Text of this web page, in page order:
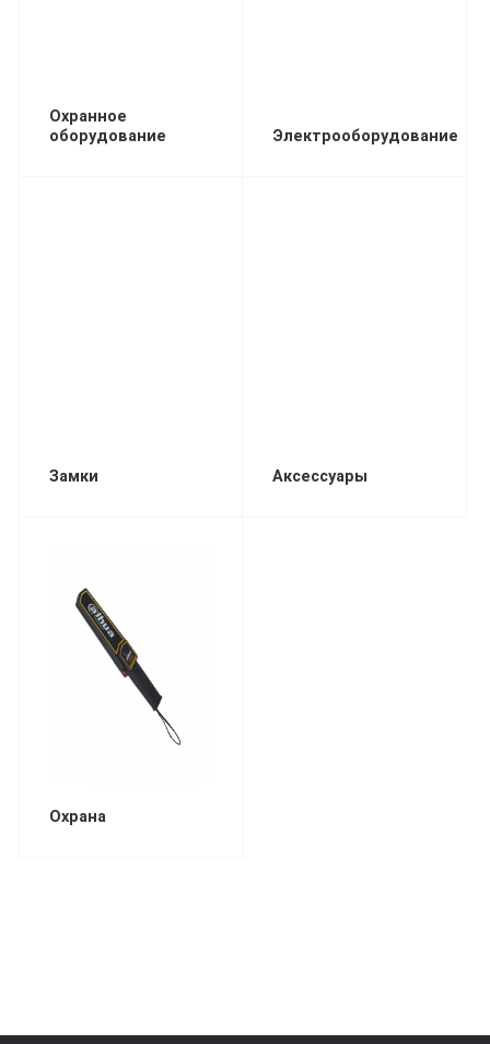
Охранное
оборудование
Электрооборудование
Замки Аксессуары
Охрана